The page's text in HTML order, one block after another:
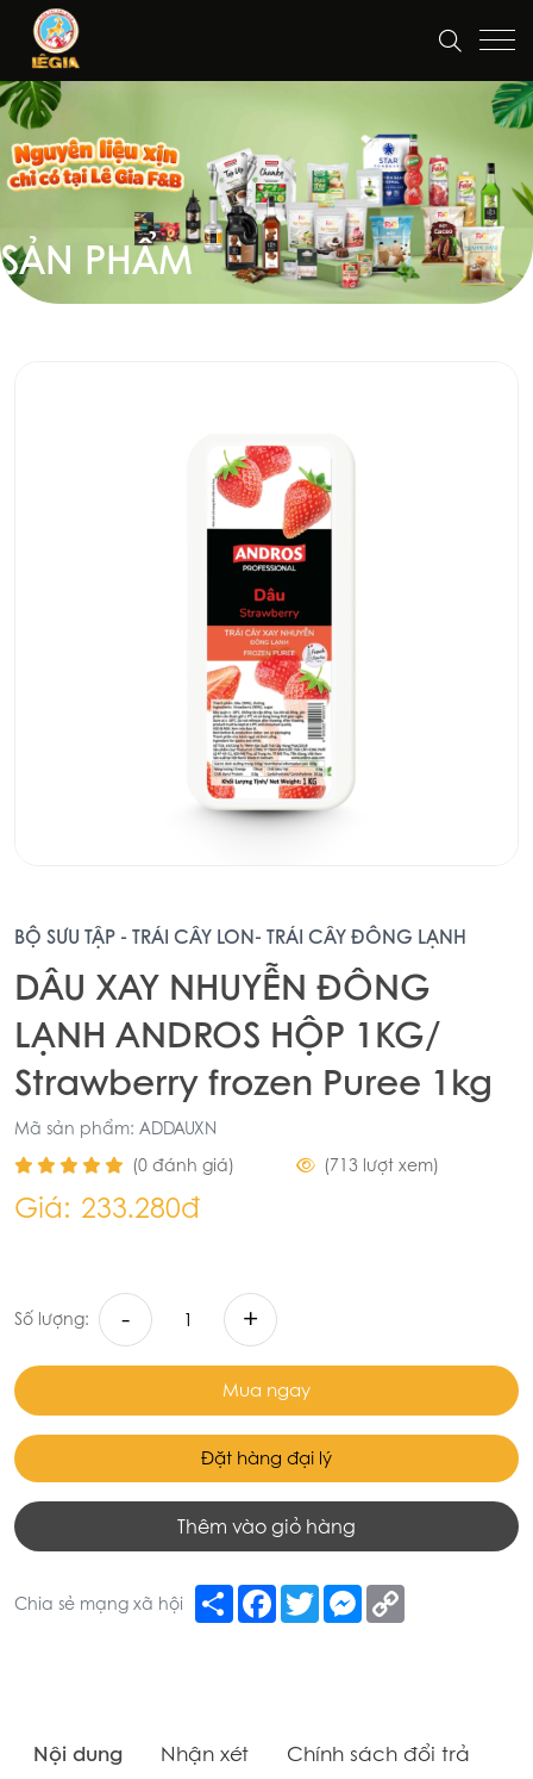
SẢN PHẨM
BỘ SƯU TẬP - TRÁI CÂY LON- TRÁI CÂY ĐÔNG LẠNH
DÂU XAY NHUYỄN ĐÔNG
LẠNH ANDROS HỘP 1KG/
Strawberry frozen Puree 1kg
Mã sản phẩm: ADDAUXN
(0 đánh giá)
(713 lượt xem)
Giá: 233.280đ
Số lượng: - +
Mua ngay
Đặt hàng đại lý
Thêm vào giỏ hàng
Chia sẻ mạng xã hội Share Facebook
TwitterMessenger
Nội dung Nhận xét
Chính sách đổi trả